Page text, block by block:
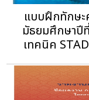
แบบฝึกทักษะ
มัธยมศึกษาปี
เทคนิค